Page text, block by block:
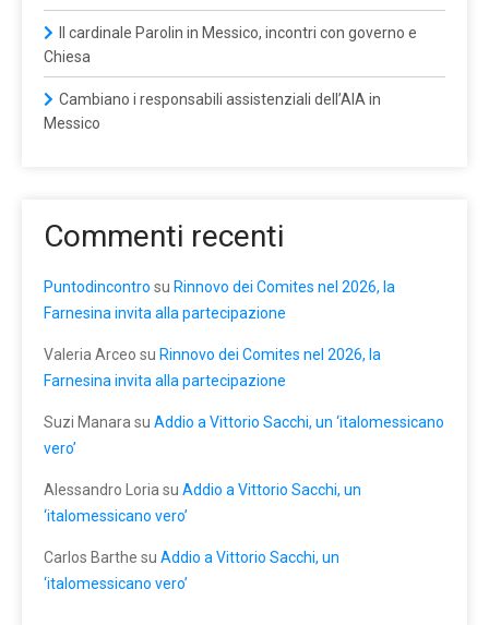
Il cardinale Parolin in Messico, incontri con governo e
Chiesa
Cambiano i responsabili assistenziali dell’AIA in
Messico
Commenti recenti
Puntodincontro su Rinnovo dei Comites nel 2026, la
Farnesina invita alla partecipazione
Valeria Arceo su Rinnovo dei Comites nel 2026, la
Farnesina invita alla partecipazione
Suzi Manara su Addio a Vittorio Sacchi, un ‘italomessicano
vero’
Alessandro Loria su Addio a Vittorio Sacchi, un
‘italomessicano vero’
Carlos Barthe su Addio a Vittorio Sacchi, un
‘italomessicano vero’